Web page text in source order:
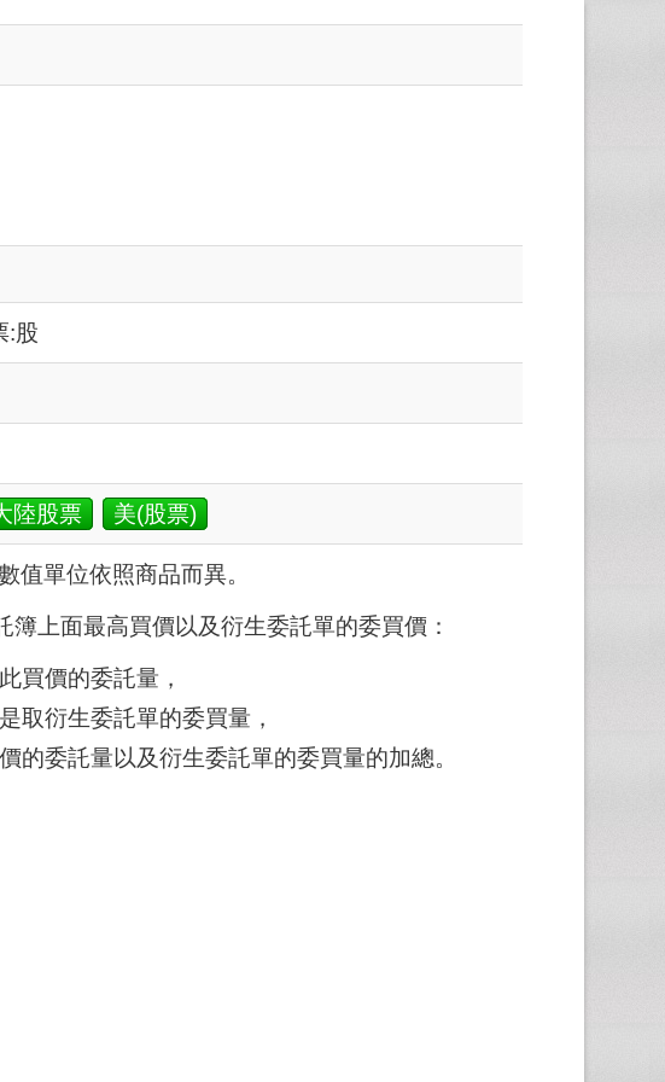
:股
陸股票 美(股票)
值單位依照商品而異。
上面最高買價以及衍生委託單的委買價：
買價的委託量，
取衍生委託單的委買量，
的委託量以及衍生委託單的委買量的加總。